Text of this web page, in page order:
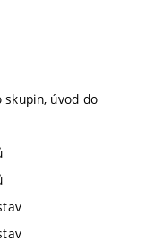
skupin, úvod do